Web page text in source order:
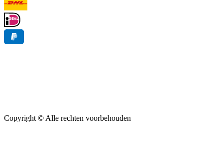
Copyright © Alle rechten voorbehouden